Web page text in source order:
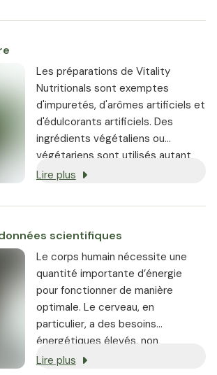
Les préparations de Vitality
Nutritionals sont exemptes
d'impuretés, d'arômes artificiels et
d'édulcorants artificiels. Des
ingrédients végétaliens ou
végétariens sont utilisés autant
que possible, et chaque produit
Lire plus
scientifiques
Le corps humain nécessite une
quantité importante d’énergie
pour fonctionner de manière
optimale. Le cerveau, en
particulier, a des besoins
énergétiques élevés, non
seulement pour réguler les
Lire plus